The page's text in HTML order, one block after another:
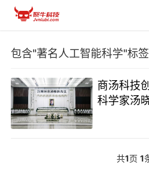
包含"著名人工智能科学"标
商汤科技
科学家汤
共1页 1